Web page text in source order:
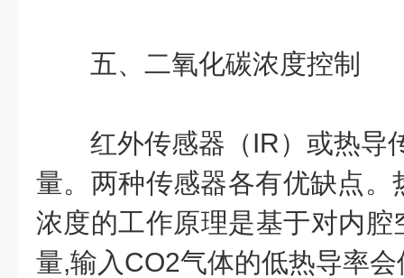
五、 二氧化碳浓度控制
红外传感器（IR）或热导
量。两种传感器各有优缺点。
浓度的工作原理是基于对内
量,输入CO2气体的低热导率